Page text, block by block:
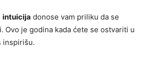
intuicija donose vam priliku da se
Ovo je godina kada ćete se ostvariti u
inspirišu.